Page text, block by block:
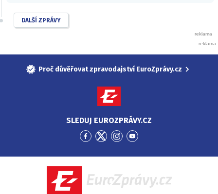
DALŠÍ ZPRÁVY
Proč důvěřovat zpravodajství EuroZprávy.cz
SLEDUJ EUROZPRÁVY.CZ
Přejít
Facebook
Přejít
Twitter
Přejít
Instagram
Přejít
YouTube
EuroZprávy.cz